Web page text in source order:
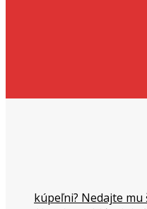
kúpeľni? Nedajte mu